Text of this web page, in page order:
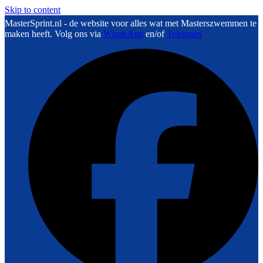
Skip to content
MasterSprint.nl - de website voor alles wat met Masterszwemmen te
maken heeft. Volg ons via WhatsApp en/ofTelegram